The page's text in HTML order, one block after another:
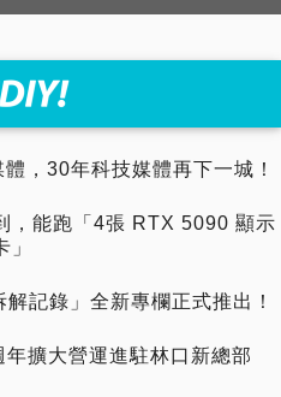
，30年科技媒體再下一城！
，能跑「4張 RTX 5090 顯示
」
記錄」全新專欄正式推出！
年擴大營運進駐林口新總部